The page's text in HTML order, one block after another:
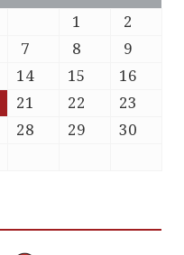
1
2
7 8
9
14 15
16
21 22
23
28 29
30